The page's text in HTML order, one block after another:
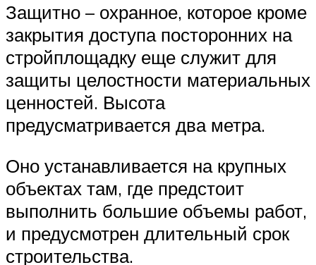
Защитно – охранное, которое кроме
закрытия доступа посторонних на
стройплощадку еще служит для
защиты целостности материальных
ценностей. Высота
предусматривается два метра.
Оно устанавливается на крупных
объектах там, где предстоит
выполнить большие объемы работ,
и предусмотрен длительный срок
строительства.